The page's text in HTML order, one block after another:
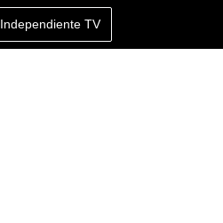
Independiente TV